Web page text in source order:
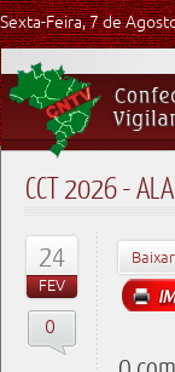
Sexta-Feira, 7 de
CCT 2026 -
24
FEV
0